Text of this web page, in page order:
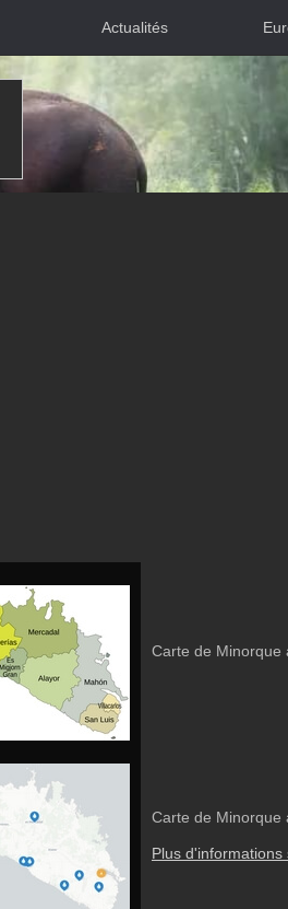
Actualités
Carte de Minorque
Carte de Minorque
Plus d'informations